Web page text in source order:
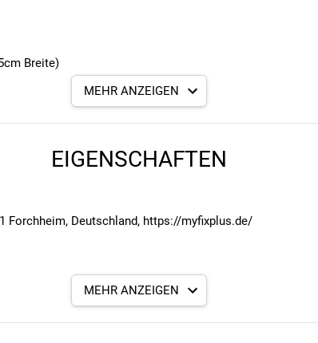
Breite)
MEHR ANZEIGEN
EIGENSCHAFTEN
Forchheim, Deutschland, https://myfixplus.de/
MEHR ANZEIGEN